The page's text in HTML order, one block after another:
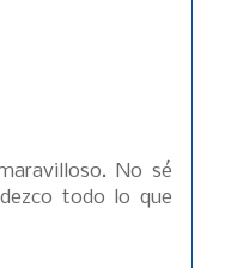
No sé
todo lo que